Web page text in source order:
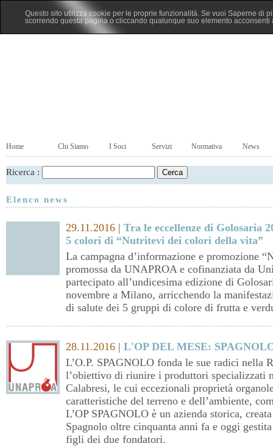
Questo sito utilizza cookie per le proprie funzionalità. Se vuoi Saperne di
scorrendo questa pagina o cliccando qualunque suo elemento acconsenti
Home Chi Siamo I Soci Servizi Normativa News
Ricerca :
Elenco news
29.11.2016 | Tra le eccellenze di Golosaria
5 colori di “Nutritevi dei colori della vita”
La campagna d’informazione e promozione
promossa da UNAPROA e cofinanziata da
partecipato all’undicesima edizione di
novembre a Milano, arricchendo la
di salute dei 5 gruppi di colore di frutta e
28.11.2016 | L'OP DEL MESE:
L’O.P. SPAGNOLO fonda le sue radici nella
l’obiettivo di riunire i produttori specializzati
Calabresi, le cui eccezionali proprietà
caratteristiche del terreno e dell’ambiente,
L’OP SPAGNOLO è un azienda storica,
Spagnolo oltre cinquanta anni fa e oggi
figli dei due fondatori.